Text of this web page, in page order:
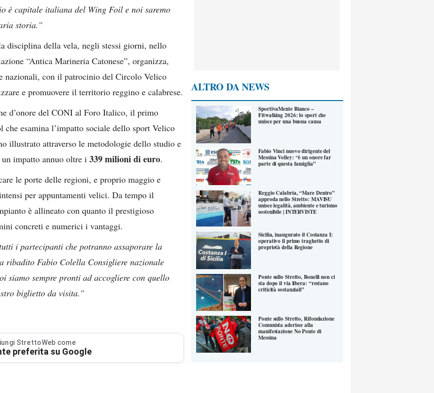
è capitale italiana del Wing Foil e noi saremo
storia.”
disciplina della vela, negli stessi giorni, nello
“Antica Marineria Catonese”, organizza,
nazionali, con il patrocinio del Circolo Velico
e promuovere il territorio reggino e calabrese.
d’onore del CONI al Foro Italico, il primo
esamina l’impatto sociale dello sport Velico
illustrato attraverso le metodologie dello studio e
impatto annuo oltre i 339 milioni di euro.
le porte delle regioni, e proprio maggio e
per appuntamenti velici. Da tempo il
è allineato con quanto il prestigioso
concreti e numerici i vantaggi.
i partecipanti che potranno assaporare la
ribadito Fabio Colella Consigliere nazionale
siamo sempre pronti ad accogliere con quello
biglietto da visita.”
StrettoWeb come
preferita su Google
ALTRO DA NEWS
SportivaMente Bianco –
Fitwalking 2026: lo sport che
unisce per una buona causa
Fabio Vinci nuovo dirigente del
Messina Volley: “è un onore far
parte di questa famiglia”
Reggio Calabria, “Mare Dentro”
approda nello Stretto: MAVISU
unisce legalità, ambiente e turismo
sostenibile | INTERVISTE
Sicilia, inaugurato il Costanza I:
operativo il primo traghetto di
proprietà della Regione
Ponte sullo Stretto, Bonelli non ci
sta dopo il via libera: “restano
criticità sostanziali”
Ponte sullo Stretto, Rifondazione
Comunista aderisce alla
manifestazione No Ponte di
Messina